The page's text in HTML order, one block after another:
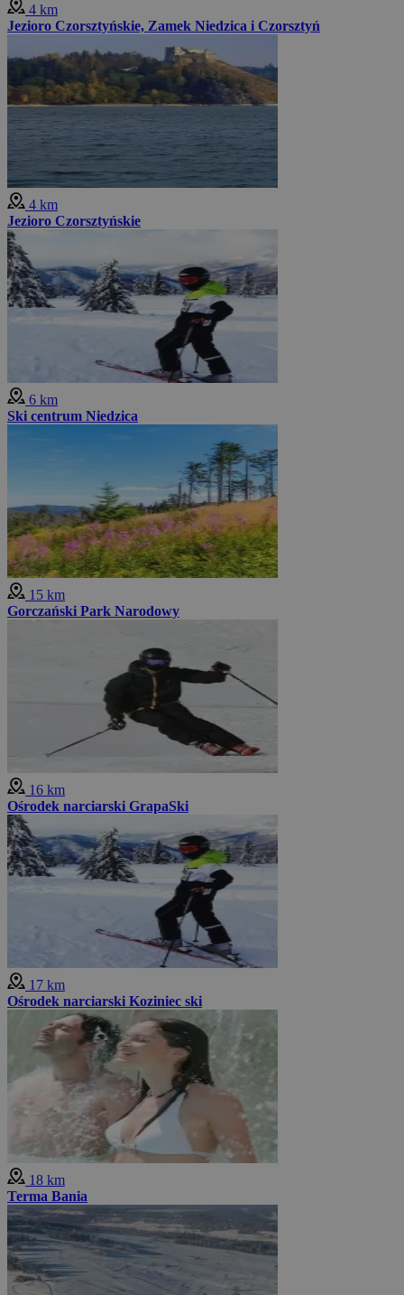
4 km
Jezioro Czorsztyńskie, Zamek Niedzica i Czorsztyń
4 km
Jezioro Czorsztyńskie
6 km
Ski centrum Niedzica
15 km
Gorczański Park Narodowy
16 km
Ośrodek narciarski GrapaSki
17 km
Ośrodek narciarski Koziniec ski
18 km
Terma Bania